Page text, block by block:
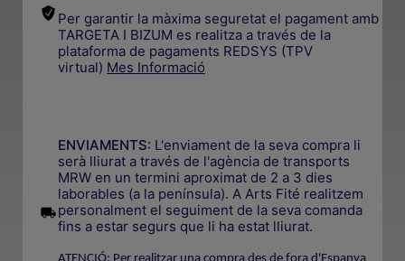
Per garantir la màxima seguretat el pagament amb
TARGETA I BIZUM es realitza a través de la
plataforma de pagaments REDSYS (TPV
virtual) Mes Informació
ENVIAMENTS: L'enviament de la seva compra li
serà lliurat a través de l'agència de transports
MRW en un termini aproximat de 2 a 3 dies
laborables (a la península). A Arts Fité realitzem
personalment el seguiment de la seva comanda
fins a estar segurs que li ha estat lliurat.